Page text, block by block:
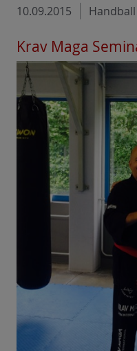
10.09.2015 Handball
Krav Maga